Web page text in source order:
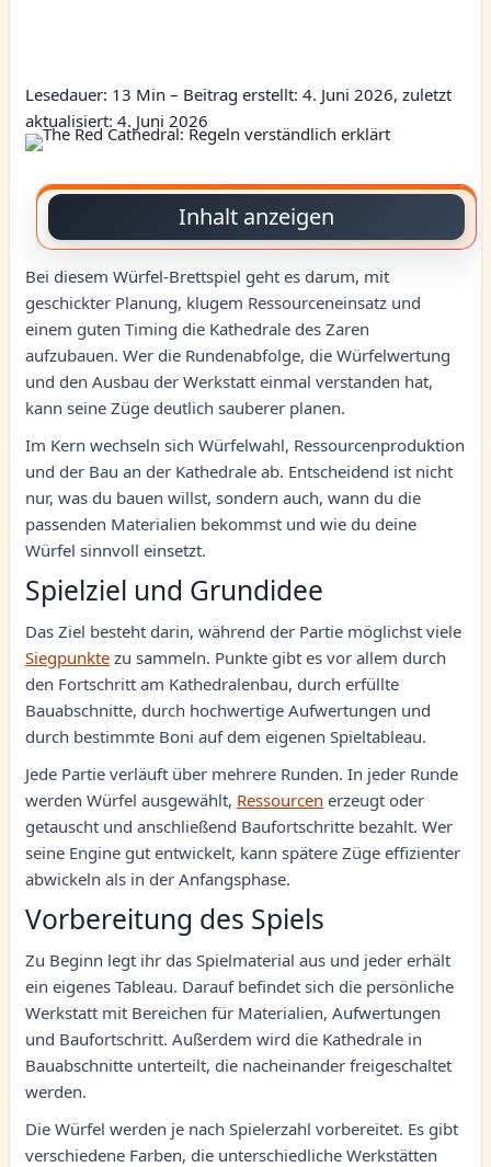
Lesedauer: 13 Min – Beitrag erstellt: 4. Juni 2026, zuletzt
aktualisiert: 4. Juni 2026
Inhalt anzeigen
Bei diesem Würfel-Brettspiel geht es darum, mit
geschickter Planung, klugem Ressourceneinsatz und
einem guten Timing die Kathedrale des Zaren
aufzubauen. Wer die Rundenabfolge, die Würfelwertung
und den Ausbau der Werkstatt einmal verstanden hat,
kann seine Züge deutlich sauberer planen.
Im Kern wechseln sich Würfelwahl, Ressourcenproduktion
und der Bau an der Kathedrale ab. Entscheidend ist nicht
nur, was du bauen willst, sondern auch, wann du die
passenden Materialien bekommst und wie du deine
Würfel sinnvoll einsetzt.
Spielziel und Grundidee
Das Ziel besteht darin, während der Partie möglichst viele
Siegpunkte zu sammeln. Punkte gibt es vor allem durch
den Fortschritt am Kathedralenbau, durch erfüllte
Bauabschnitte, durch hochwertige Aufwertungen und
durch bestimmte Boni auf dem eigenen Spieltableau.
Jede Partie verläuft über mehrere Runden. In jeder Runde
werden Würfel ausgewählt, Ressourcen erzeugt oder
getauscht und anschließend Baufortschritte bezahlt. Wer
seine Engine gut entwickelt, kann spätere Züge effizienter
abwickeln als in der Anfangsphase.
Vorbereitung des Spiels
Zu Beginn legt ihr das Spielmaterial aus und jeder erhält
ein eigenes Tableau. Darauf befindet sich die persönliche
Werkstatt mit Bereichen für Materialien, Aufwertungen
und Baufortschritt. Außerdem wird die Kathedrale in
Bauabschnitte unterteilt, die nacheinander freigeschaltet
werden.
Die Würfel werden je nach Spielerzahl vorbereitet. Es gibt
verschiedene Farben, die unterschiedliche Werkstätten